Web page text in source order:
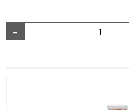
-